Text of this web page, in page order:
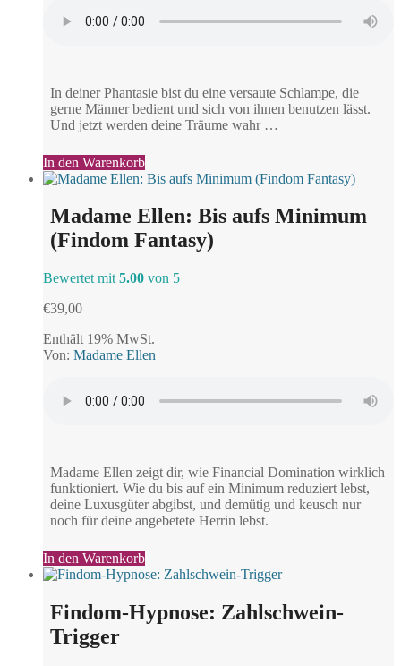
In deiner Phantasie bist du eine versaute Schlampe, die
gerne Männer bedient und sich von ihnen benutzen lässt.
Und jetzt werden deine Träume wahr …
In den Warenkorb
Madame Ellen: Bis aufs Minimum
(Findom Fantasy)
Bewertet mit 5.00 von 5
€39,00
Enthält 19% MwSt.
Von: Madame Ellen
Madame Ellen zeigt dir, wie Financial Domination wirklich
funktioniert. Wie du bis auf ein Minimum reduziert lebst,
deine Luxusgüter abgibst, und demütig und keusch nur
noch für deine angebetete Herrin lebst.
In den Warenkorb
Findom-Hypnose: Zahlschwein-
Trigger